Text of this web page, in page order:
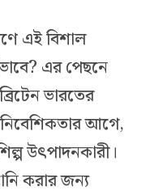
এই বিশাল
এর পেছনে
ভারতের
আগে,
উৎপাদনকারী।
করার জন্য